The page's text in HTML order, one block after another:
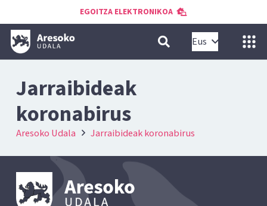
EGOITZA ELEKTRONIKOA
Eus
Jarraibideak
koronabirus
Aresoko Udala Jarraibideak koronabirus